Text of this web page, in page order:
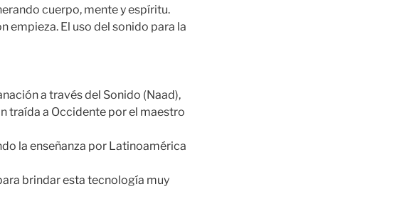
cuerpo, mente y espíritu.
empieza. El uso del sonido para la
a través del Sonido (Naad),
traída a Occidente por el maestro
la enseñanza por Latinoamérica
brindar esta tecnología muy